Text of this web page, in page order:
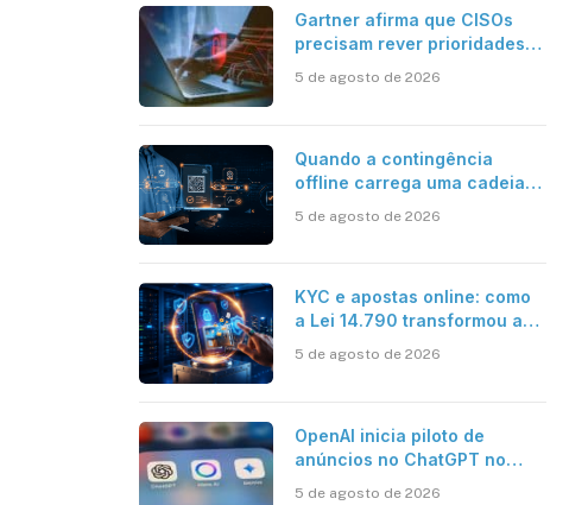
Gartner afirma que CISOs
precisam rever prioridades
para enfrentar os desafios
5 de agosto de 2026
Quando a contingência
offline carrega uma cadeia
5 de agosto de 2026
KYC e apostas online: como
a Lei 14.790 transformou a
mercado brasileiro
5 de agosto de 2026
OpenAI inicia piloto de
anúncios no ChatGPT no
5 de agosto de 2026